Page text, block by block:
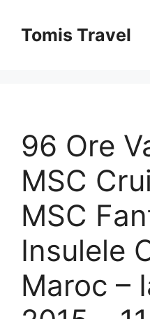
conținutTomis Travel
96 Ore
MSC
MSC
Insulele
Maroc –